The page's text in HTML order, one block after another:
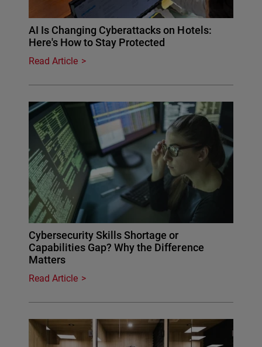
AI Is Changing Cyberattacks on Hotels:
Here's How to Stay Protected
Read Article
Cybersecurity Skills Shortage or
Capabilities Gap? Why the Difference
Matters
Read Article